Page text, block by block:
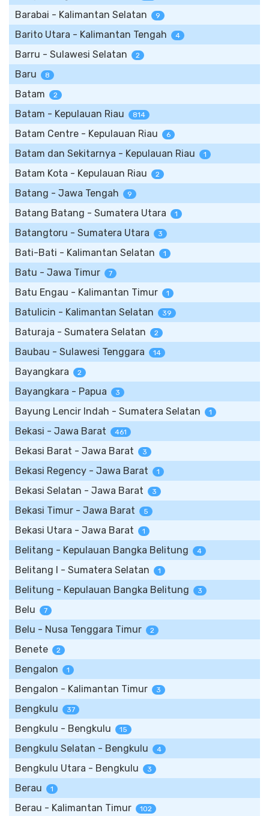
Barabai - Kalimantan Selatan 9
Barito Utara - Kalimantan Tengah 4
Barru - Sulawesi Selatan 2
Baru 8
Batam 2
Batam - Kepulauan Riau 814
Batam Centre - Kepulauan Riau 6
Batam dan Sekitarnya - Kepulauan Riau 1
Batam Kota - Kepulauan Riau 2
Batang - Jawa Tengah 9
Batang Batang - Sumatera Utara 1
Batangtoru - Sumatera Utara 3
Bati-Bati - Kalimantan Selatan 1
Batu - Jawa Timur 7
Batu Engau - Kalimantan Timur 1
Batulicin - Kalimantan Selatan 39
Baturaja - Sumatera Selatan 2
Baubau - Sulawesi Tenggara 14
Bayangkara 2
Bayangkara - Papua 3
Bayung Lencir Indah - Sumatera Selatan 1
Bekasi - Jawa Barat 461
Bekasi Barat - Jawa Barat 3
Bekasi Regency - Jawa Barat 1
Bekasi Selatan - Jawa Barat 3
Bekasi Timur - Jawa Barat 5
Bekasi Utara - Jawa Barat 1
Belitang - Kepulauan Bangka Belitung 4
Belitang I - Sumatera Selatan 1
Belitung - Kepulauan Bangka Belitung 3
Belu 7
Belu - Nusa Tenggara Timur 2
Benete 2
Bengalon 1
Bengalon - Kalimantan Timur 3
Bengkulu 37
Bengkulu - Bengkulu 15
Bengkulu Selatan - Bengkulu 4
Bengkulu Utara - Bengkulu 3
Berau 1
Berau - Kalimantan Timur 102